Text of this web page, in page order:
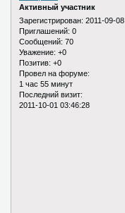
Активный участник
Зарегистрирован: 2011-09-08
Приглашений: 0
Сообщений: 70
Уважение: +0
Позитив: +0
Провел на форуме:
1 час 55 минут
Последний визит:
2011-10-01 03:46:28